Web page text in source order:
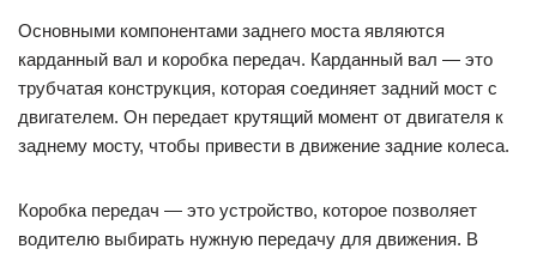
Основными компонентами заднего моста являются
карданный вал и коробка передач. Карданный вал — это
трубчатая конструкция, которая соединяет задний мост с
двигателем. Он передает крутящий момент от двигателя к
заднему мосту, чтобы привести в движение задние колеса.
Коробка передач — это устройство, которое позволяет
водителю выбирать нужную передачу для движения. В